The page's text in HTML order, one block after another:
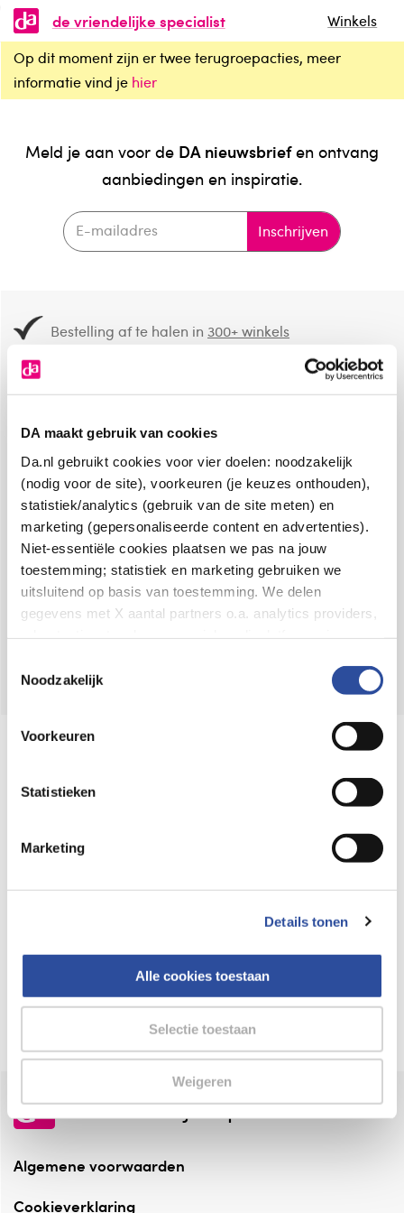
DA maakt gebruik van cookies
Da.nl gebruikt cookies voor vier doelen: noodzakelijk
(nodig voor de site), voorkeuren (je keuzes onthouden),
statistiek/analytics (gebruik van de site meten) en
marketing (gepersonaliseerde content en advertenties).
Niet-essentiële cookies plaatsen we pas na jouw
toestemming; statistiek en marketing gebruiken we
uitsluitend op basis van toestemming. We delen
gegevens met X aantal partners o.a. analytics providers,
en de bewaartermijnen per categorie. Je kunt je keuze op
gegevensverwerking staat in de
Privacyverklaring
Noodzakelijk
Voorkeuren
Statistieken
Marketing
Details tonen
Alle cookies toestaan
Selectie toestaan
Weigeren
de vriendelijke specialist
Winkels
Op dit moment zijn er twee terugroepacties, meer
informatie vind je hier
Meld je aan voor de DA nieuwsbriefen ontvang
aanbiedingen en inspiratie.
Inschrijven
Bestelling af te halen in300+ winkels
8.6 uit4.106 reviews
Over DA
Klantenservice
Assortiment
VolgDAop:
Online aanbieder medicijnen
webshop mag verkopen.
⁠Verantwoorde zorg, ⁠ook online.
Altijd onze folder bij de hand
Check onze folders ⁠bij AlleFolders.
de vriendelijke specialist
Algemene voorwaarden
Cookieverklaring